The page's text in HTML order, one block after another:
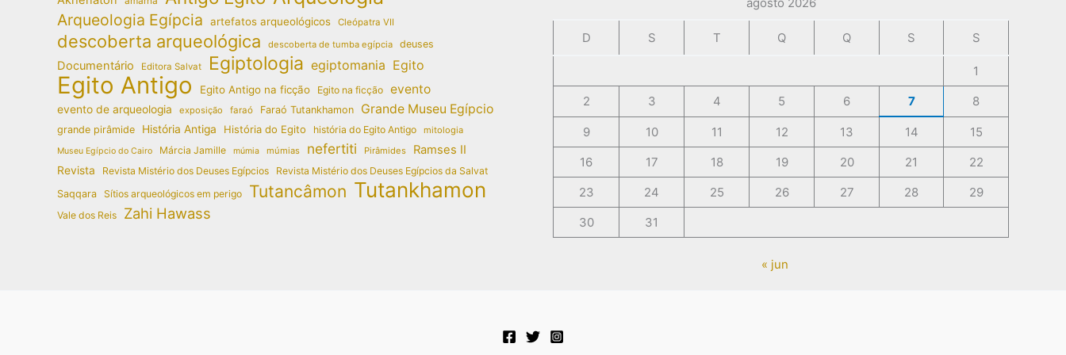
Arqueologia Egípcia artefatos arqueológicos Cleópatra VII
descoberta arqueológica descoberta de tumba egípcia deuses
Documentário Editora Salvat Egiptologia egiptomania Egito
Egito Antigo Egito Antigo na ficção Egito na ficção evento
evento de arqueologia exposição faraó Faraó Tutankhamon Grande Museu Egípcio
grande pirâmide História Antiga História do Egito história do Egito Antigo mitologia
Museu Egípcio do Cairo Márcia Jamille múmia múmias nefertiti Pirâmides Ramses II
Revista Revista Mistério dos Deuses Egípcios
Revista Mistério dos Deuses Egípcios da Salvat
Saqqara Sítios arqueológicos em perigo Tutancâmon Tutankhamon
Vale dos Reis Zahi Hawass
D S T Q Q S S
1
2
3 4 5 6 7 8
9 10 11 12 13 14
15
16
17 18 19 20 21
22
23
24 25 26 27 28
29
30
31
« jun